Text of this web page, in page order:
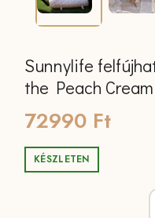
Sunnylife
the Peach Cream
72990 Ft
KÉSZLETEN